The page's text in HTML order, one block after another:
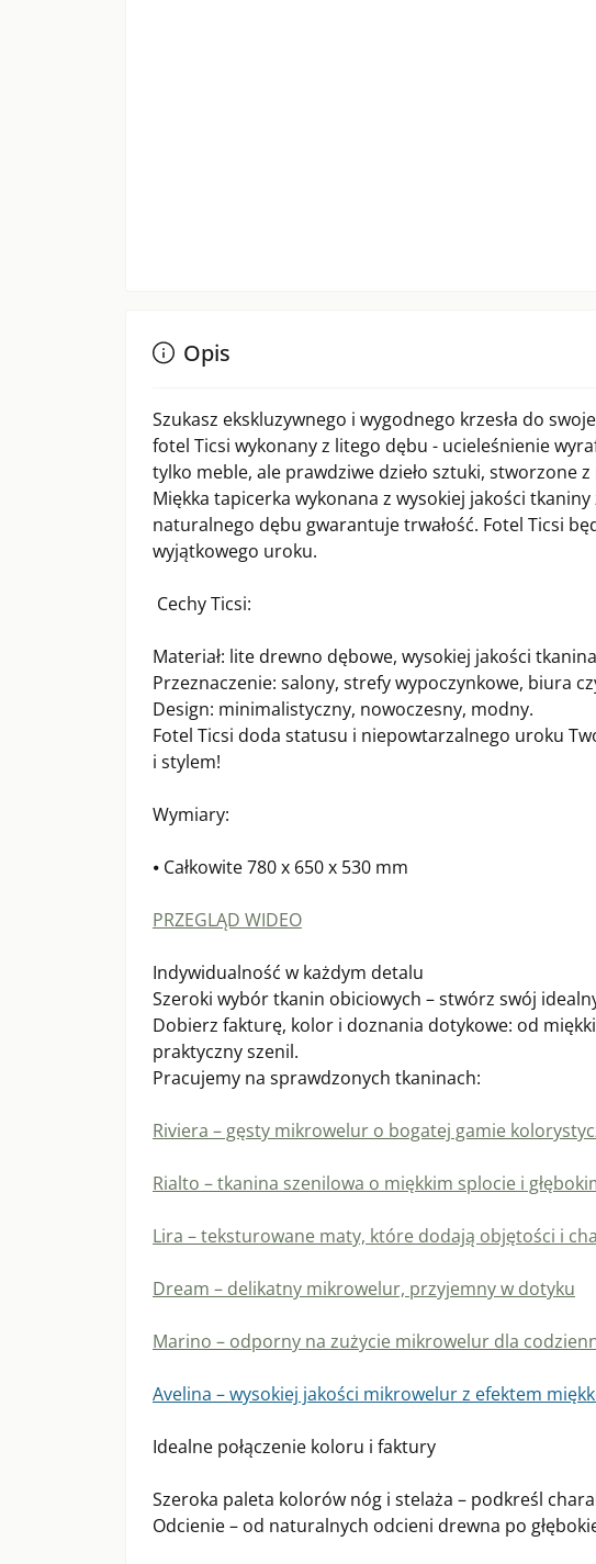
Opis
Szukasz ekskluzywnego i wygodnego krzesła do
fotel Ticsi wykonany z litego dębu - ucieleśnienie
tylko meble, ale prawdziwe dzieło sztuki, stworzone
Miękka tapicerka wykonana z wysokiej jakości
naturalnego dębu gwarantuje trwałość. Fotel Ticsi
wyjątkowego uroku.
Cechy Ticsi:
Materiał: lite drewno dębowe, wysokiej jakości
Przeznaczenie: salony, strefy wypoczynkowe, biura
Design: minimalistyczny, nowoczesny, modny.
Fotel Ticsi doda statusu i niepowtarzalnego uroku
i stylem!
Wymiary:
⦁ Całkowite 780 x 650 x 530 mm
PRZEGLĄD WIDEO
Indywidualność w każdym detalu
Szeroki wybór tkanin obiciowych – stwórz swój
Dobierz fakturę, kolor i doznania dotykowe: od
praktyczny szenil.
Pracujemy na sprawdzonych tkaninach:
Riviera – gęsty mikrowelur o bogatej gamie
Rialto – tkanina szenilowa o miękkim splocie i
Lira – teksturowane maty, które dodają objętości i
Dream – delikatny mikrowelur, przyjemny w dotyku
Marino – odporny na zużycie mikrowelur dla
Avelina – wysokiej jakości mikrowelur z efektem
Idealne połączenie koloru i faktury
Szeroka paleta kolorów nóg i stelaża – podkreśl
Odcienie – od naturalnych odcieni drewna po